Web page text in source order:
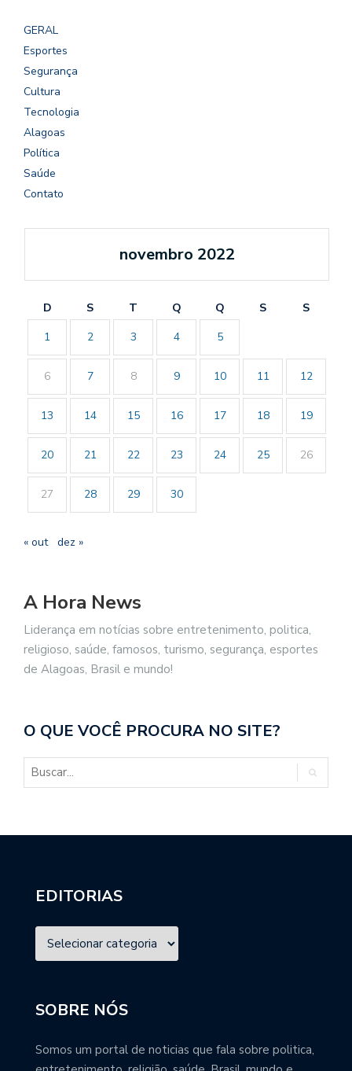
GERAL
Esportes
Segurança
Cultura
Tecnologia
Alagoas
Política
Saúde
Contato
novembro 2022
D S T Q Q S
S
1
2 3 4 5
6 7 8 9 10 11 12
13 14 15 16 17 18 19
20 21 22 23 24 25 26
27 28 29 30
« out dez »
A Hora News
Liderança em notícias sobre entretenimento, politica,
religioso, saúde, famosos, turismo, segurança, esportes
de Alagoas, Brasil e mundo!
O QUE VOCÊ PROCURA NO SITE?
EDITORIAS
SOBRE NÓS
Somos um portal de noticias que fala sobre politica,